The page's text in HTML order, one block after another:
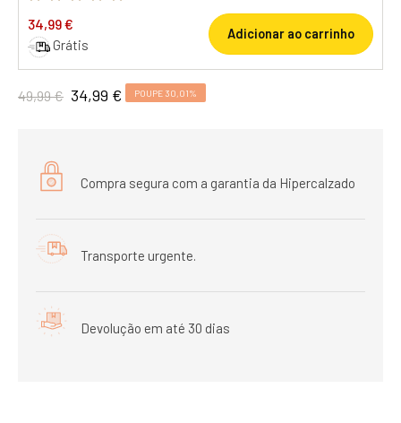
34,99 €
Grátis
Adicionar ao carrinho
49,99 € 34,99 € POUPE 30,01%
Compra segura com a garantia da Hipercalzado
Transporte urgente.
Devolução em até 30 dias